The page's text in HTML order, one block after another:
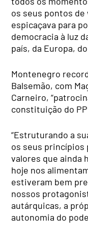
os seus pontos
espicaçava para
democracia à luz
país, da Europa,
Montenegro
Balsemão, com
Carneiro,
constituição do
“Estruturando a
os seus princípios
valores que ainda
hoje nos
estiveram bem
nossos
autárquicas, a
autonomia do